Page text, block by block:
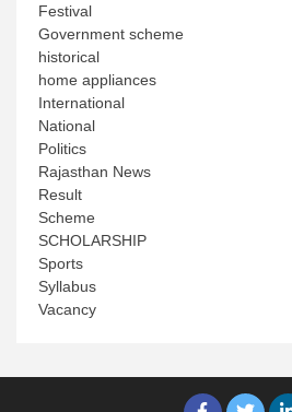
Festival
Government scheme
historical
home appliances
International
National
Politics
Rajasthan News
Result
Scheme
SCHOLARSHIP
Sports
Syllabus
Vacancy